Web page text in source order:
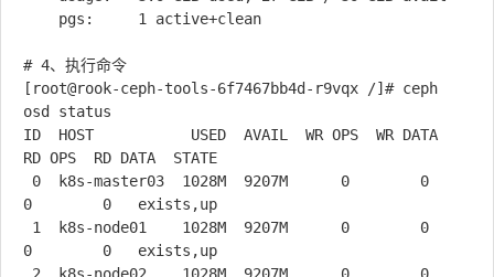
# 4、执行命令
[root@rook-ceph-tools-6f7467bb4d-r9vqx /]# ceph
osd status
ID  HOST           USED  AVAIL  WR OPS  WR DATA
RD OPS  RD DATA  STATE
0        0   exists,up
0        0   exists,up